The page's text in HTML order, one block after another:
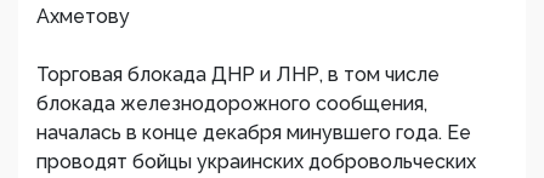
Ахметову
Торговая блокада ДНР и ЛНР, в том числе
блокада железнодорожного сообщения,
началась в конце декабря минувшего года. Ее
проводят бойцы украинских добровольческих